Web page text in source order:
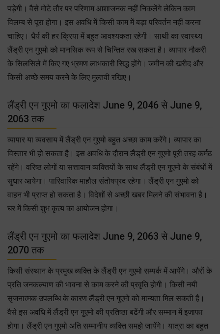
पड़ेगी। वैसे मोटे तौर पर परिणाम आशाजनक नहीं निकलेंगे लेकिन काम
विलम्ब से पूरा होगा। इस अवधि में किसी काम में बड़ा परिवर्तन नहीं करना
चाहिए। धैर्य की हर क्रिया में बहुत आवश्यकता रहेगी। साथी का स्वास्थ्य
लैंड्री एन गुएमो को मानसिक रूप से चिन्तित रख सकता है। व्यापार नौकरी
के सिलसिले में किए गए भ्रमण लाभकारी सिद्ध होंगे। जमीन की खरीद और
किसी अच्छे समय करने के लिए मुल्तवी रखिए।
लैंड्री एन गुएमो का फलादेश June 9, 2046 से June 9,
2063 तक
व्यापार या व्यवसाय में लैंड्री एन गुएमो बहुत अच्छा काम करेंगे। व्यापार का
विस्तार भी हो सकता है। इस अवधि के दौरान लैंड्री एन गुएमो पूरी तरह कर्मठ
रहेंगे। वरिष्ठ लोगों या सत्तावान व्यक्तियों के साथ लैंड्री एन गुएमो के संबंधों में
सुधार आयेगा। पारिवारिक माहौल संतोषप्रद रहेगा। लैंड्री एन गुएमो को
वाहन भी प्राप्त हो सकता है। विदेशों से अच्छी खबर मिलने की संभावना है।
घर में किसी शुभ कृत्य का आयोजन होगा।
लैंड्री एन गुएमो का फलादेश June 9, 2063 से June 9,
2070 तक
किसी संस्थान के प्रमुख व्यक्ति के लैंड्री एन गुएमो सम्पर्क में आयेंगे। औरों के
प्रति जनकल्याण की भावना से काम करने की प्रवृति होगी। किसी नयी
सृजनात्मक उपलब्धि के कारण लैंड्री एन गुएमो को मान्यता मिल सकती है।
वैसे इस अवधि में लैंड्री एन गुएमो की प्रतिष्ठा बढेंगी और सम्मान में इजाफा
होगा। लैंड्री एन गुएमो अति सम्मानीय व्यक्ति समझे जायेंगे। यात्रा का बहुत